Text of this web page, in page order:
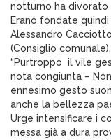
notturno ha divorato
Erano fondate
Alessandro
(Consiglio comunale).
“Purtroppo il vile
nota congiunta –
ennesimo gesto
anche la bellezza
Urge intensificare i
messa già a dura